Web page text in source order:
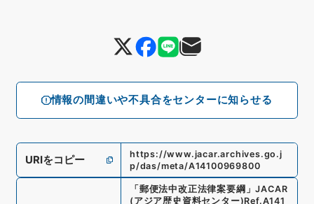
情報の間違いや不具合をセンターに知らせる
URIをコピー
https://www.jacar.archives.go.j
p/das/meta/A14100969800
「 郵便法中改正法律案要綱 」JACAR
(アジア歴史資料センター)Ref.A141